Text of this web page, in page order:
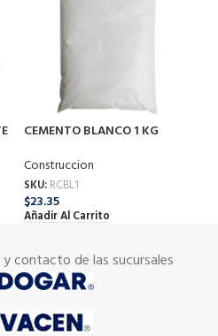
CEMENTO BLANCO 1 KG
Construccion
SKU: RCBL1
$23.35
Añadir Al Carrito
contacto de las sucursales